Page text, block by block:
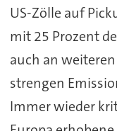
US-Zölle auf
mit 25 Prozent
auch an
strengen
Immer wieder